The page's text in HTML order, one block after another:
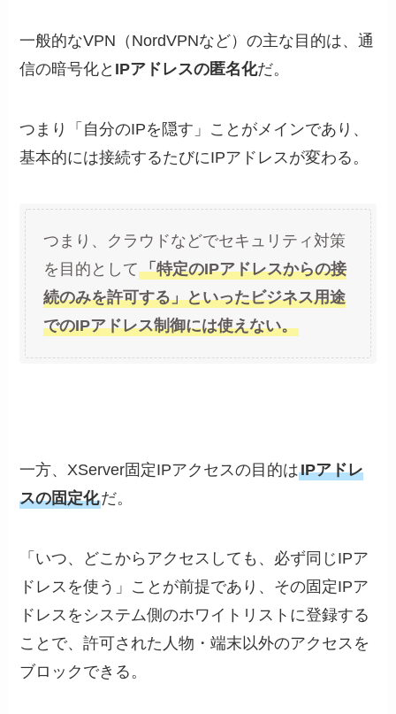
一般的なVPN（NordVPNなど）の主な目的は、通
信の暗号化と IPアドレスの匿名化だ。
つまり「自分のIPを隠す」ことがメインであり、
基本的には接続するたびにIPアドレスが変わる。
つまり、クラウドなどでセキュリティ対策
を目的として「特定のIPアドレスからの接
続のみを許可する」といったビジネス用途
でのIPアドレス制御には使えない。
一方、XServer固定IPアクセスの目的はIPアドレ
スの固定化だ。
「いつ、どこからアクセスしても、必ず同じIPア
ドレスを使う」ことが前提であり、その固定IPア
ドレスをシステム側のホワイトリストに登録する
ことで、許可された人物・端末以外のアクセスを
ブロックできる。